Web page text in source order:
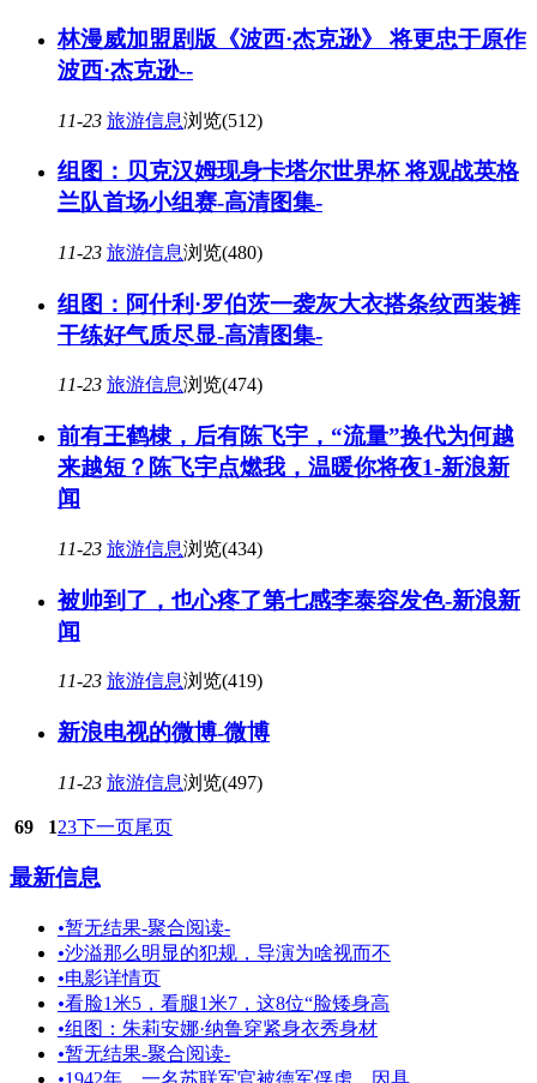
林漫威加盟剧版《波西·杰克逊》 将更忠于原作
波西·杰克逊--
11-23 旅游信息浏览(512)
组图：贝克汉姆现身卡塔尔世界杯 将观战英格
兰队首场小组赛-高清图集-
11-23 旅游信息浏览(480)
组图：阿什利·罗伯茨一袭灰大衣搭条纹西装裤
干练好气质尽显-高清图集-
11-23 旅游信息浏览(474)
前有王鹤棣，后有陈飞宇，“流量”换代为何越
来越短？陈飞宇点燃我，温暖你将夜1-新浪新
闻
11-23 旅游信息浏览(434)
被帅到了，也心疼了第七感李泰容发色-新浪新
闻
11-23 旅游信息浏览(419)
新浪电视的微博-微博
11-23 旅游信息浏览(497)
69 123下一页尾页
最新信息
•暂无结果-聚合阅读-
•沙溢那么明显的犯规，导演为啥视而不
•电影详情页
•看脸1米5，看腿1米7，这8位“脸矮身高
•组图：朱莉安娜·纳鲁穿紧身衣秀身材
•暂无结果-聚合阅读-